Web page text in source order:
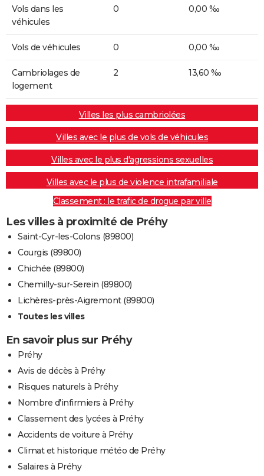
Vols dans les
véhicules
0 0,00 ‰
Vols de véhicules 0 0,00 ‰
Cambriolages de
logement
2 13,60 ‰
Villes les plus cambriolées
Villes avec le plus de vols de véhicules
Villes avec le plus d'agressions sexuelles
Villes avec le plus de violence intrafamiliale
Classement : le trafic de drogue par ville
Les villes à proximité de Préhy
Saint-Cyr-les-Colons (89800)
Courgis (89800)
Chichée (89800)
Chemilly-sur-Serein (89800)
Lichères-près-Aigremont (89800)
Toutes les villes
En savoir plus sur Préhy
Préhy
Avis de décès à Préhy
Risques naturels à Préhy
Nombre d'infirmiers à Préhy
Classement des lycées à Préhy
Accidents de voiture à Préhy
Climat et historique météo de Préhy
Salaires à Préhy